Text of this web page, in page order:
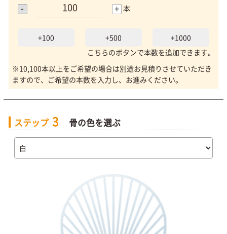
- + 本
+100 +500
+1000
こちらのボタンで本数を追加できます。
※10,100本以上をご希望の場合は別途お見積りさせていただき
ますので、ご希望の本数を入力し、お進みください。
ステップ 3 骨の色を選ぶ